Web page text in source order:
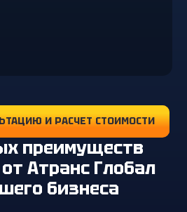
И РАСЧЕТ СТОИМОСТИ
Атранс Глобал
бизнеса